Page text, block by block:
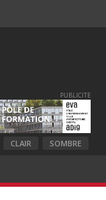
PUBLICITE
CLAIR SOMBRE